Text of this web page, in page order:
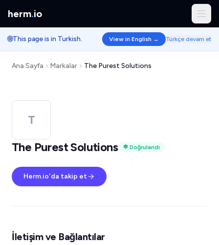
herm.io
🌐This page is in Turkish. View in English → Türkçe devam et
Ana Sayfa Markalar The Purest Solutions
T
The Purest Solutions
Doğrulandı
Herm.io'da takip et
İletişim ve Bağlantılar